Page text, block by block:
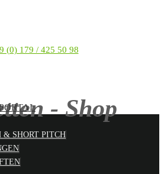
(0) 179 / 425 50 98
- Shop
& SHORT PITCH